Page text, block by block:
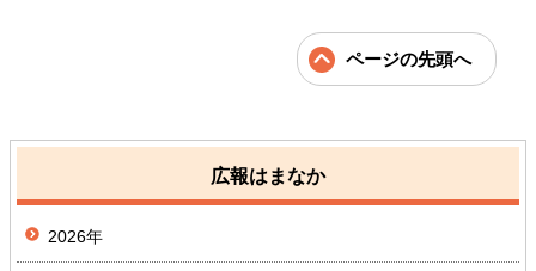
ページの先頭へ
広報はまなか
2026年